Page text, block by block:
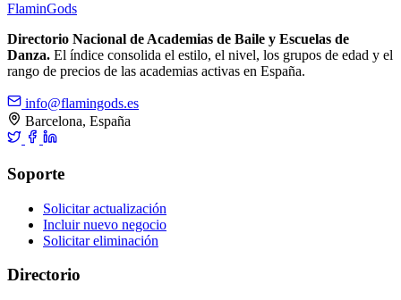
FlaminGods
Directorio Nacional de Academias de Baile y Escuelas de
Danza. El índice consolida el estilo, el nivel, los grupos de edad y el
rango de precios de las academias activas en España.
info@flamingods.es
Barcelona, España
Soporte
Solicitar actualización
Incluir nuevo negocio
Solicitar eliminación
Directorio